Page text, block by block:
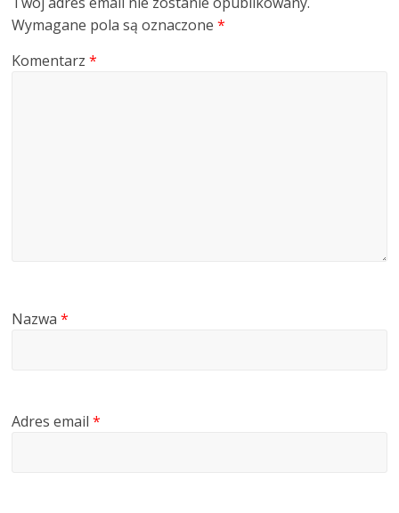
Wymagane pola są oznaczone*
Komentarz*
Nazwa*
Adres email*